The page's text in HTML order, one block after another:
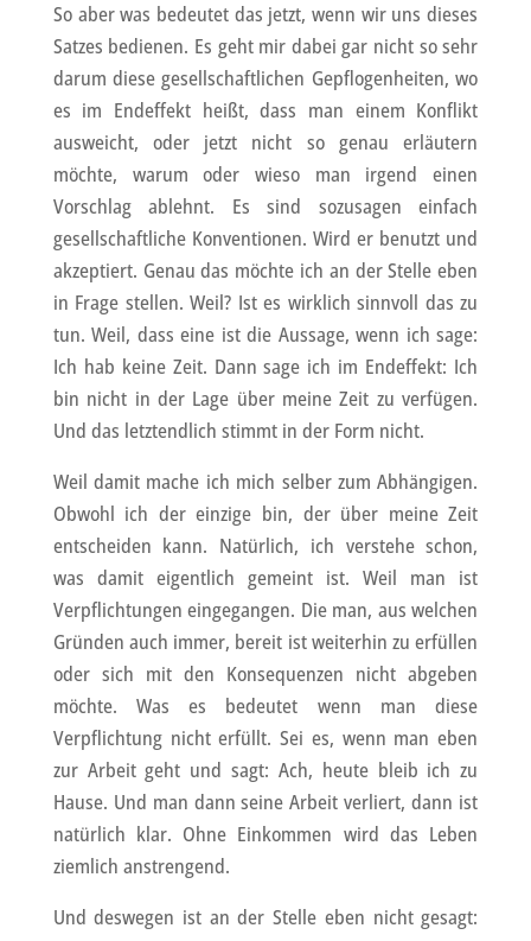
So aber was bedeutet das jetzt, wenn wir uns dieses
Satzes bedienen. Es geht mir dabei gar nicht so sehr
darum diese gesellschaftlichen Gepflogenheiten, wo
es im Endeffekt heißt, dass man einem Konflikt
ausweicht, oder jetzt nicht so genau erläutern
möchte, warum oder wieso man irgend einen
Vorschlag ablehnt. Es sind sozusagen einfach
gesellschaftliche Konventionen. Wird er benutzt und
akzeptiert. Genau das möchte ich an der Stelle eben
in Frage stellen. Weil? Ist es wirklich sinnvoll das zu
tun. Weil, dass eine ist die Aussage, wenn ich sage:
Ich hab keine Zeit. Dann sage ich im Endeffekt: Ich
bin nicht in der Lage über meine Zeit zu verfügen.
Und das letztendlich stimmt in der Form nicht.
Weil damit mache ich mich selber zum Abhängigen.
Obwohl ich der einzige bin, der über meine Zeit
entscheiden kann. Natürlich, ich verstehe schon,
was damit eigentlich gemeint ist. Weil man ist
Verpflichtungen eingegangen. Die man, aus welchen
Gründen auch immer, bereit ist weiterhin zu erfüllen
oder sich mit den Konsequenzen nicht abgeben
möchte. Was es bedeutet wenn man diese
Verpflichtung nicht erfüllt. Sei es, wenn man eben
zur Arbeit geht und sagt: Ach, heute bleib ich zu
Hause. Und man dann seine Arbeit verliert, dann ist
natürlich klar. Ohne Einkommen wird das Leben
ziemlich anstrengend.
Und deswegen ist an der Stelle eben nicht gesagt: